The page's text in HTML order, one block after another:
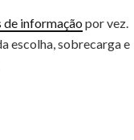
de informação por vez.
escolha, sobrecarga e